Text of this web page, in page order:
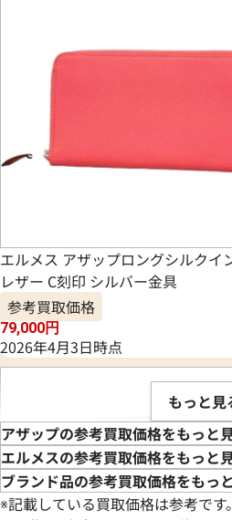
エルメス アザップロングシルクイ
レザー C刻印 シルバー金具
参考買取価格
79,000円
2026年4月3日時点
もっと見
アザップの参考買取価格をもっと
エルメスの参考買取価格をもっと
ブランド品の参考買取価格をもっ
※記載している買取価格は参考で